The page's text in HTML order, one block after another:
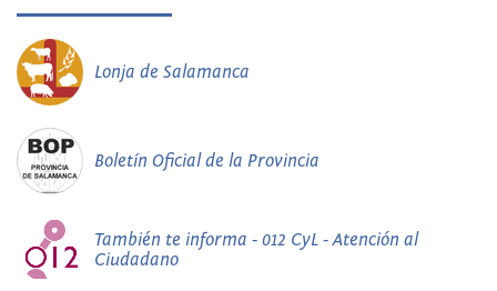
Lonja de Salamanca
Boletín Oficial de la Provincia
También te informa - 012 CyL - Atención al
Ciudadano